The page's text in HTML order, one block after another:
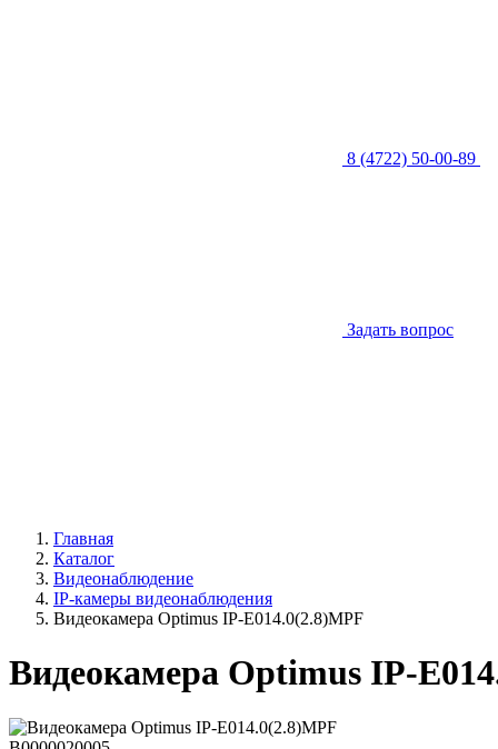
8 (4722) 50-00-89
Задать вопрос
Главная
Каталог
Видеонаблюдение
IP-камеры видеонаблюдения
Видеокамера Optimus IP-E014.0(2.8)MPF
Видеокамера Optimus IP-